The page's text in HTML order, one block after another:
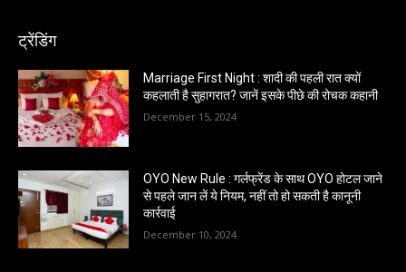
ट्रेंडिंग
Marriage First Night : शादी की पहली रात क्यों
कहलाती है सुहागरात? जानें इसके पीछे की रोचक कहानी
December 15, 2024
OYO New Rule : गर्लफ्रेंड के साथ OYO होटल जाने
से पहले जान लें ये नियम, नहीं तो हो सकती है कानूनी
कार्रवाई
December 10, 2024